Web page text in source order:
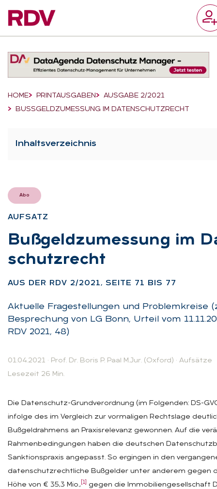
Breadcrumb-Navigation
HOME PRINTAUSGABEN
AUSGABE 2/2021
BUSSGELDZUMESSUNG IM DATENSCHUTZRECHT
Inhaltsverzeichnis
Abo
AUF­SATZ
:Buß­geld­zu­mes­sung im
schutz­recht
AUS DER RDV 2/2021, SEI­TE 71 BIS 77
Aktuelle Fragestellungen und Problemkreise
Besprechung von LG Bonn, Urteil vom
RDV 2021, 48)
01.04.2021 · Prof. Dr. Boris P. Paal M.Jur. (Oxford) · Aufsätze
Lesezeit 26 Min.
Die Datenschutz-Grundverordnung (im Folgenden: DS-
infolge des im Vergleich zur vormaligen Rechtslage
Bußgeldrahmens an Praxisrelevanz gewonnen. Auf die
Rahmenbedingungen haben die deutschen
Sanktionspraxis angepasst. So ergingen in den
datenschutzrechtliche Bußgelder unter anderem gegen
Höhe von € 35,3 Mio., [1]
gegen die Immobiliengesellschaft